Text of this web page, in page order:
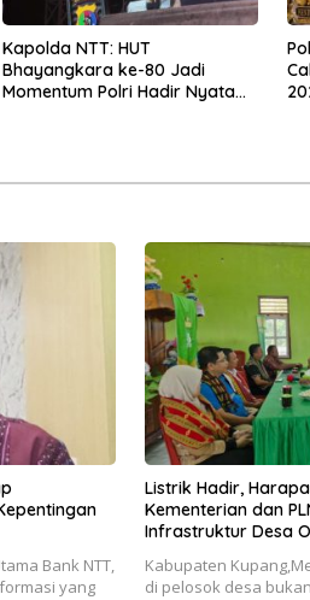
Kapolda NTT: HUT
Bhayangkara ke-80 Jadi
Momentum Polri Hadir Nyata
Bank NTT,
yang
Listrik Hadir,
Kementerian dan
Infrastruktur Desa
Kabupaten
di pelosok desa